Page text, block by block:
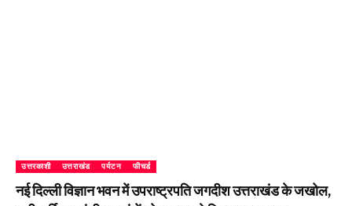
उत्तरकाशी उत्तराखंड पर्यटन फीचर्ड
नई दिल्ली विज्ञान भवन में उपराष्ट्रपति जगदीश उत्तराखंड के जखोल,